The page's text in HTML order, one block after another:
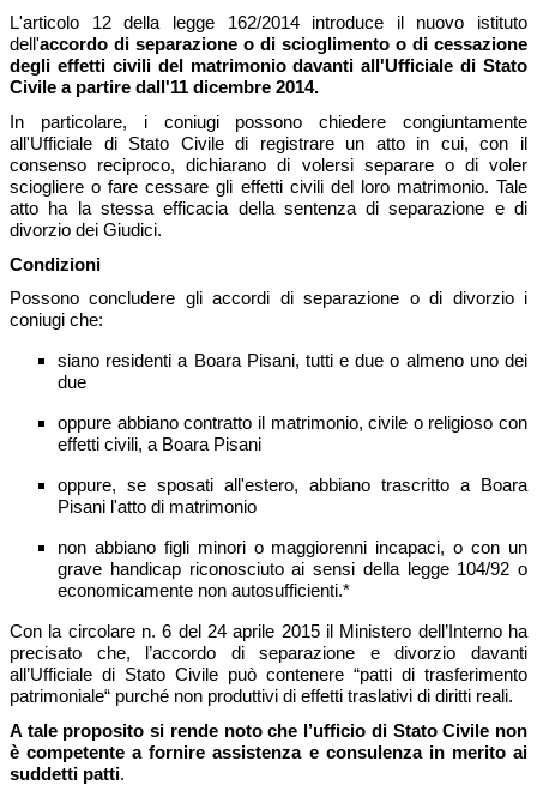
L'articolo 12 della legge 162/2014 introduce il nuovo istituto
dell'accordo di separazione o di scioglimento o di cessazione
degli effetti civili del matrimonio davanti all'Ufficiale di Stato
Civile a partire dall'11 dicembre 2014.
In particolare, i coniugi possono chiedere congiuntamente
all'Ufficiale di Stato Civile di registrare un atto in cui, con il
consenso reciproco, dichiarano di volersi separare o di voler
sciogliere o fare cessare gli effetti civili del loro matrimonio. Tale
atto ha la stessa efficacia della sentenza di separazione e di
divorzio dei Giudici.
Condizioni
Possono concludere gli accordi di separazione o di divorzio i
coniugi che:
siano residenti a Boara Pisani, tutti e due o almeno uno dei
due
oppure abbiano contratto il matrimonio, civile o religioso con
effetti civili, a Boara Pisani
oppure, se sposati all'estero, abbiano trascritto a Boara
Pisani l'atto di matrimonio
non abbiano figli minori o maggiorenni incapaci, o con un
grave handicap riconosciuto ai sensi della legge 104/92 o
economicamente non autosufficienti.*
Con la circolare n. 6 del 24 aprile 2015 il Ministero dell’Interno ha
precisato che, l’accordo di separazione e divorzio davanti
all’Ufficiale di Stato Civile può contenere “patti di trasferimento
patrimoniale“ purché non produttivi di effetti traslativi di diritti reali.
A tale proposito si rende noto che l’ufficio di Stato Civile non
è competente a fornire assistenza e consulenza in merito ai
suddetti patti.